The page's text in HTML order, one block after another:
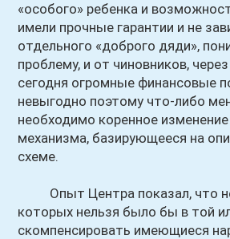
«особого» ребенка и
имели прочные гарантии и не
отдельного «доброго дяди»,
проблему, и от чиновников,
сегодня огромные финансовые
невыгодно поэтому что-либо
необходимо коренное
механизма, базирующееся на
схеме.
Опыт Центра показал, что
которых нельзя было бы в той
скомпенсировать имеющиеся